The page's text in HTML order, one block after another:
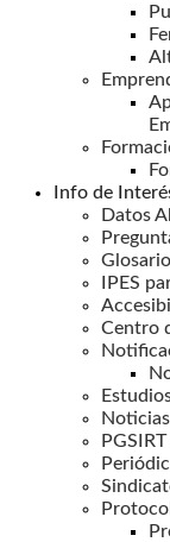
Info de
Datos
Glosario
IPES
Centro
Noticias